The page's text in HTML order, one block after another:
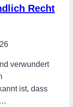
Recht
verwundert
ist, dass